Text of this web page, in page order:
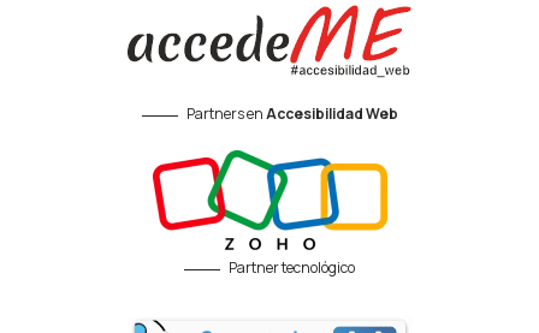
Partners enAccesibilidad Web
Partner tecnológico